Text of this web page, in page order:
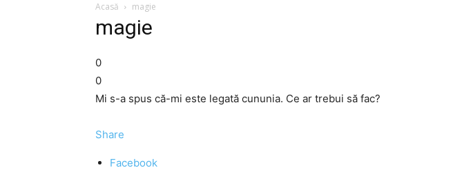
Acasă magie
magie
0
0
Mi s-a spus că-mi este legată cununia. Ce ar trebui să fac?
Share
Facebook